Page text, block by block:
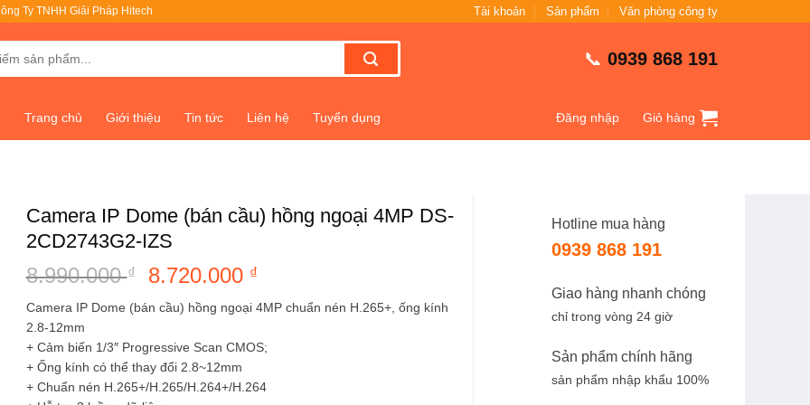
Ty TNHH Giải Pháp Hitech Tài khoản Sản phẩm Văn phòng công ty
📞 0939 868 191
Trang chủ Giới thiệu Tin tức Liên hệ Tuyển dụng Đăng nhập Giỏ hàng
Hotline mua hàng
0939 868 191
Giao hàng nhanh chóng
chỉ trong vòng 24 giờ
Sản phẩm chính hãng
sản phẩm nhập khẩu 100%
Camera IP Dome (bán cầu) hồng ngoại 4MP DS-
2CD2743G2-IZS
8.990.000₫
Giá
gốc
là:
8.990.000 ₫.
8.720.000 ₫
hiện
tại
là:
Camera IP Dome (bán cầu) hồng ngoại 4MP chuẩn nén H.265+, ống kính
2.8-12mm
+ Cảm biến 1/3″ Progressive Scan CMOS;
+ Ống kính có thể thay đổi 2.8~12mm
+ Chuẩn nén H.265+/H.265/H.264+/H.264